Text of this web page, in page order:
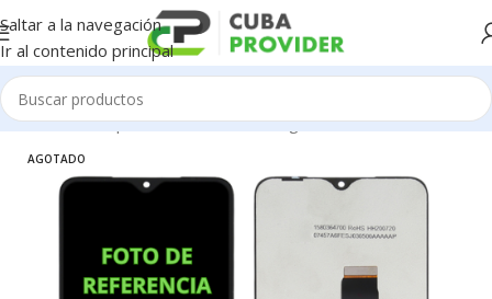
Saltar a la navegación
Ir al contenido principal
Inicio/Piezas para Celulares/Samsung/Pantallas
AGOTADO